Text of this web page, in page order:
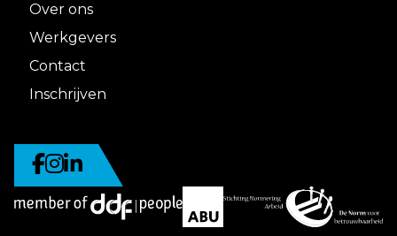
Over ons
Werkgevers
Contact
Inschrijven